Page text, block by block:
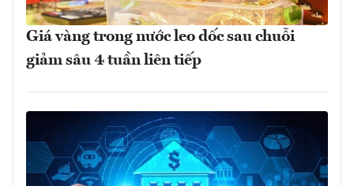
Giá vàng trong nước leo dốc sau chuỗi
giảm sâu 4 tuần liên tiếp